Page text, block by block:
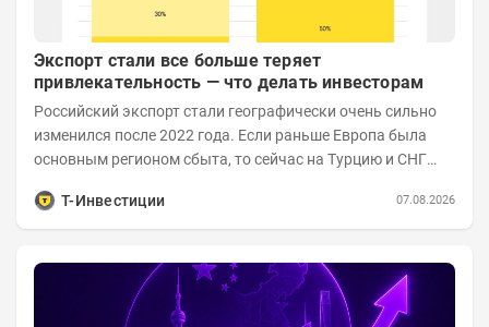
Экспорт стали все больше теряет
привлекательность — что делать инвесторам
Российский экспорт стали географически очень сильно
изменился после 2022 года. Если раньше Европа была
основным регионом сбыта, то сейчас на Турцию и СНГ
Т-Инвестиции
07.08.2026